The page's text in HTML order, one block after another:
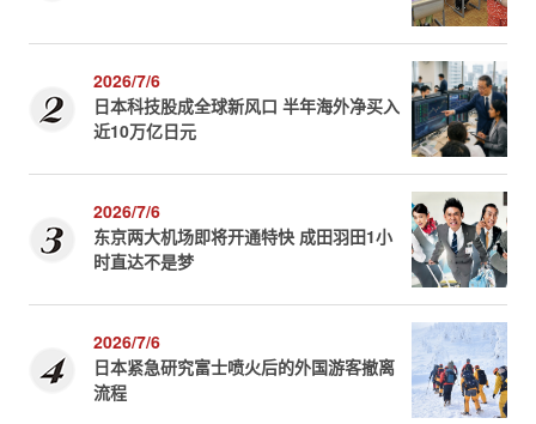
2026/7/6
日本科技股成全球新风口 半年海外净买入
近10万亿日元
2026/7/6
东京两大机场即将开通特快 成田羽田1小
时直达不是梦
2026/7/6
日本紧急研究富士喷火后的外国游客撤离
流程